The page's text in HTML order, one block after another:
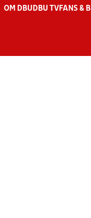
OM DBU DBU TV FANS &